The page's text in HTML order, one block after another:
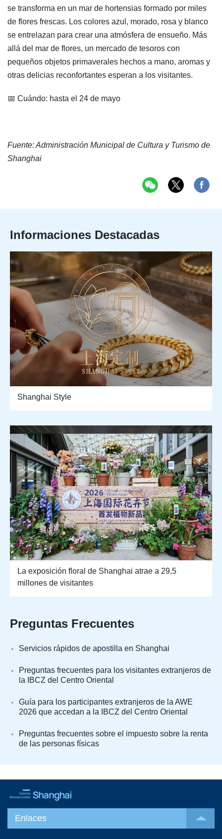
se transforma en un mar de hortensias formado por miles
de flores frescas. Los colores azul, morado, rosa y blanco
se entrelazan para crear una atmósfera de ensueño. Más
allá del mar de flores, un mercado de tesoros con
pequeños objetos primaverales hechos a mano, aromas y
otras delicias reconfortantes esperan a los visitantes.
📅 Cuándo: hasta el 24 de mayo
Fuente: Administración Municipal de Cultura y Turismo de
Shanghai
Informaciones Destacadas
Shanghai Style
La exposición floral de Shanghai atrae a 29,5
millones de visitantes
Preguntas Frecuentes
Servicios rápidos de apostilla en Shanghai
Preguntas frecuentes para los visitantes extranjeros de
la IBCZ del Centro Oriental
Guía para los participantes extranjeros de la AWE
2026 que accedan a la IBCZ del Centro Oriental
Preguntas frecuentes sobre el impuesto sobre la renta
de las personas físicas
Enlaces